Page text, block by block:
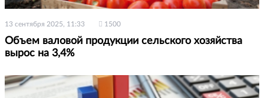
13 сентября 2025, 11:33 1500
Объем валовой продукции сельского хозяйства
вырос на 3,4%